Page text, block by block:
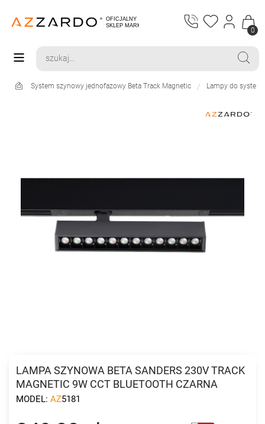
0
System szynowy jednofazowy Beta Track Magnetic Lampy do
LAMPA SZYNOWA BETA SANDERS 230V TRACK
MAGNETIC 9W CCT BLUETOOTH CZARNA
MODEL: AZ5181